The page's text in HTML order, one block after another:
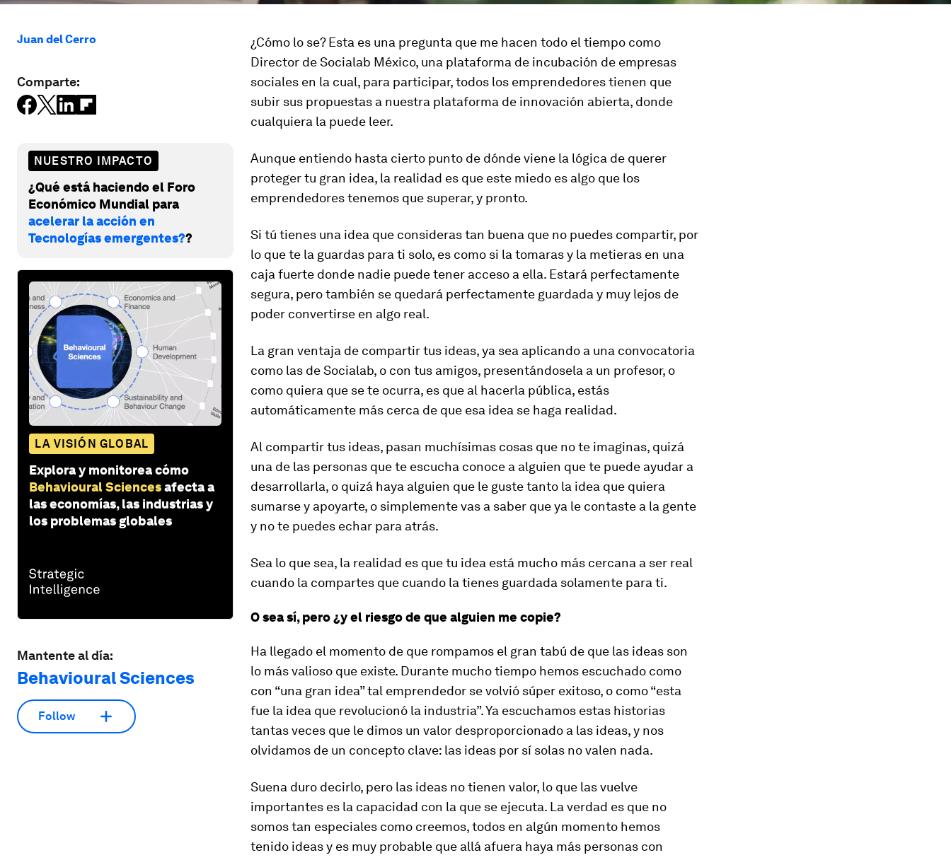
Juan del Cerro
Comparte:
NUESTRO IMPACTO
¿Qué está haciendo el Foro
Económico Mundial para
acelerar la acción en
Tecnologías emergentes??
LA VISIÓN GLOBAL
Explora y monitorea cómo
Behavioural Sciencesafecta a
las economías, las industrias y
los problemas globales
Mantente al día:
Behavioural Sciences
Follow
¿Cómo lo se? Esta es una pregunta que me hacen todo el tiempo como
Director de Socialab México, una plataforma de incubación de empresas
sociales en la cual, para participar, todos los emprendedores tienen que
subir sus propuestas a nuestra plataforma de innovación abierta, donde
cualquiera la puede leer.
Aunque entiendo hasta cierto punto de dónde viene la lógica de querer
proteger tu gran idea, la realidad es que este miedo es algo que los
emprendedores tenemos que superar, y pronto.
Si tú tienes una idea que consideras tan buena que no puedes compartir, por
lo que te la guardas para ti solo, es como si la tomaras y la metieras en una
caja fuerte donde nadie puede tener acceso a ella. Estará perfectamente
segura, pero también se quedará perfectamente guardada y muy lejos de
poder convertirse en algo real.
La gran ventaja de compartir tus ideas, ya sea aplicando a una convocatoria
como las de Socialab, o con tus amigos, presentándosela a un profesor, o
como quiera que se te ocurra, es que al hacerla pública, estás
automáticamente más cerca de que esa idea se haga realidad.
Al compartir tus ideas, pasan muchísimas cosas que no te imaginas, quizá
una de las personas que te escucha conoce a alguien que te puede ayudar a
desarrollarla, o quizá haya alguien que le guste tanto la idea que quiera
sumarse y apoyarte, o simplemente vas a saber que ya le contaste a la gente
y no te puedes echar para atrás.
Sea lo que sea, la realidad es que tu idea está mucho más cercana a ser real
cuando la compartes que cuando la tienes guardada solamente para ti.
O sea sí, pero ¿y el riesgo de que alguien me copie?
Ha llegado el momento de que rompamos el gran tabú de que las ideas son
lo más valioso que existe. Durante mucho tiempo hemos escuchado como
con “una gran idea” tal emprendedor se volvió súper exitoso, o como “esta
fue la idea que revolucionó la industria”. Ya escuchamos estas historias
tantas veces que le dimos un valor desproporcionado a las ideas, y nos
olvidamos de un concepto clave: las ideas por sí solas no valen nada.
Suena duro decirlo, pero las ideas no tienen valor, lo que las vuelve
importantes es la capacidad con la que se ejecuta. La verdad es que no
somos tan especiales como creemos, todos en algún momento hemos
tenido ideas y es muy probable que allá afuera haya más personas con